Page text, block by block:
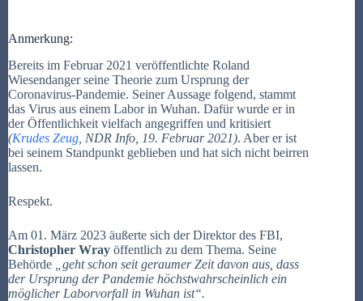
Anmerkung:
Bereits im Februar 2021 veröffentlichte Roland
Wiesendanger seine Theorie zum Ursprung der
Coronavirus-Pandemie. Seiner Aussage folgend, stammt
das Virus aus einem Labor in Wuhan. Dafür wurde er in
der Öffentlichkeit vielfach angegriffen und kritisiert
(Krudes Zeug , NDR Info, 19. Februar 2021). Aber er ist
bei seinem Standpunkt geblieben und hat sich nicht beirren
lassen.
Respekt.
Am 01. März 2023 äußerte sich der Direktor des FBI,
Christopher Wray öffentlich zu dem Thema. Seine
Behörde
„geht schon seit geraumer Zeit davon aus, dass
der Ursprung der Pandemie höchstwahrscheinlich ein
möglicher Laborvorfall in Wuhan ist“.